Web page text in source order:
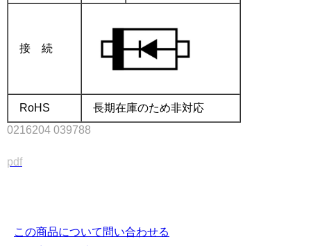
接 続
RoHS
長期在庫のため非対応
0216204 039788
pdf
この商品について問い合わせる